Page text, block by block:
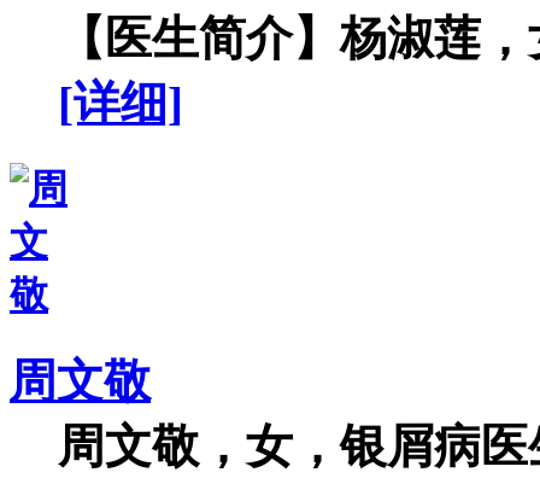
【医生简介】杨淑莲
[详细]
周文敬
周文敬，女，银屑病